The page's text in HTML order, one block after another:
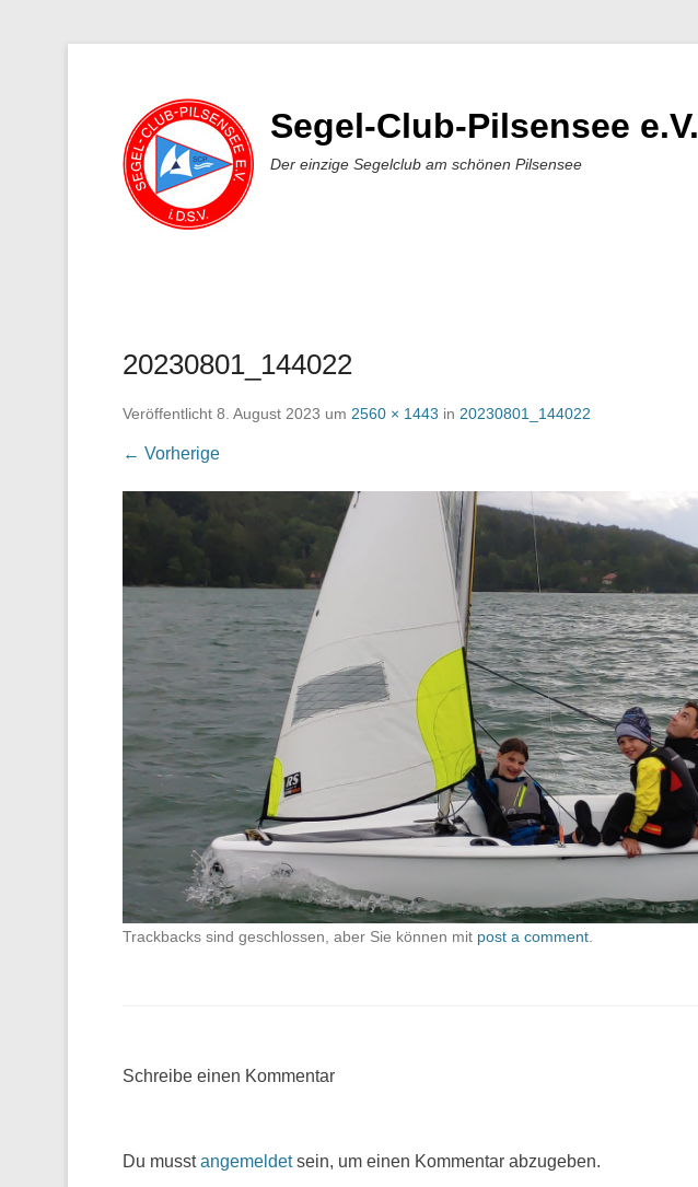
Segel-Club-Pilsensee e.V.
Der einzige Segelclub am schönen Pilsensee
20230801_144022
Veröffentlicht 8. August 2023 um 2560 × 1443 in 20230801_144022
← Vorherige
Trackbacks sind geschlossen, aber Sie können mit post a comment
Schreibe einen Kommentar
Du musstangemeldetsein, um einen Kommentar abzugeben.